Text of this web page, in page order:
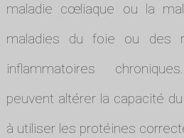
maladie cœliaque ou la
maladies du foie ou des
inflammatoires
peuvent altérer la capacité
à utiliser les protéines